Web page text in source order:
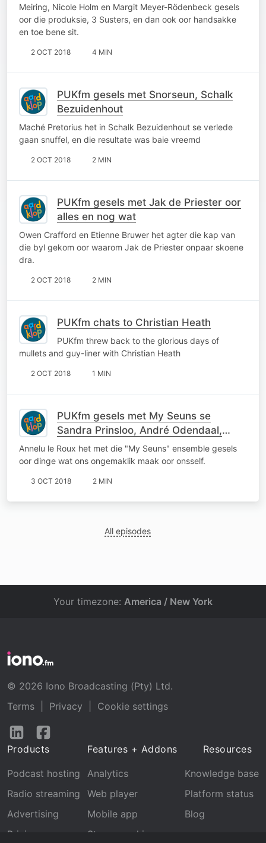
Meiring, Nicole Holm en Margit Meyer-Rödenbeck gesels
oor die produksie, 3 Susters, en dan ook oor handsakke
en toe bene sit.
2 OCT 2018 4 MIN
PUKfm gesels met Snorseun, Schalk
Bezuidenhout
Maché Pretorius het in Schalk Bezuidenhout se verlede
gaan snuffel, en die resultate was baie vreemd
2 OCT 2018 2 MIN
PUKfm gesels met Jak de Priester oor
alles en nog wat
Owen Crafford en Etienne Bruwer het agter die kap van
die byl gekom oor waarom Jak de Priester onpaar skoene
dra.
2 OCT 2018 2 MIN
PUKfm chats to Christian Heath
PUKfm threw back to the glorious days of
mullets and guy-liner with Christian Heath
2 OCT 2018 1 MIN
PUKfm gesels met My Seuns se
Sandra Prinsloo, André Odendaal,
Sandi Schultz en Edwin van der Walt
Annelu le Roux het met die "My Seuns" ensemble gesels
oor dinge wat ons ongemaklik maak oor onsself.
3 OCT 2018 2 MIN
All episodes
Your timezone: America / New York
© 2026 Iono Broadcasting (Pty) Ltd.
Terms
Privacy
Cookie settings
Follow
LinkedInFacebook
Products
Podcast hosting
Radio streaming
Advertising
Pricing
Features + Addons
Analytics
Web player
Mobile app
Stream archive
Resources
Knowledge base
Platform status
Blog